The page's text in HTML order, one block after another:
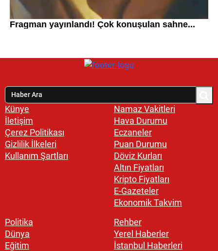
Künye
İletişim
Çerez Politikası
Gizlilik İlkeleri
Kullanım Şartları
Namaz Vakitleri
Hava Durumu
Eczaneler
Puan Durumu
Döviz Kurları
Altın Fiyatları
Kripto Fiyatları
E-Gazeteler
Ekonomik Takvim
Politika
Dünya
Eğitim
Rehber
Yerel Haberler
İstanbul Haberleri